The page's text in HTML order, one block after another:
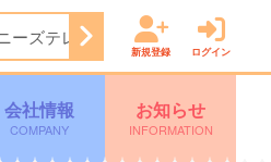
ーズテレビショッピング
新規登録 ログイン
会社情報
COMPANY
お知らせ
INFORMATION